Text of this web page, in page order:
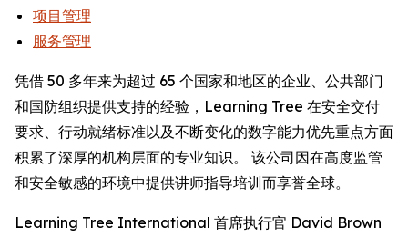
项目管理
服务管理
凭借 50 多年来为超过 65 个国家和地区的企业、公共部门
和国防组织提供支持的经验，Learning Tree 在安全交付
要求、行动就绪标准以及不断变化的数字能力优先重点方面
积累了深厚的机构层面的专业知识。 该公司因在高度监管
和安全敏感的环境中提供讲师指导培训而享誉全球。
Learning Tree International 首席执行官 David Brown